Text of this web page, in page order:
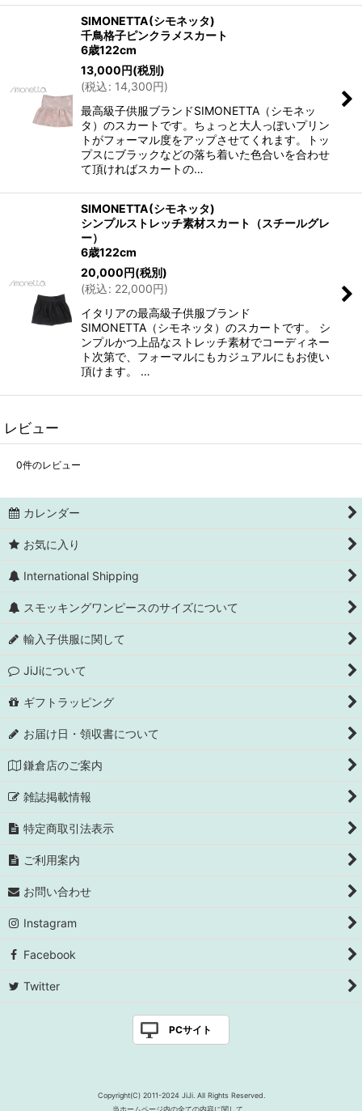
SIMONETTA(シモネッタ)
千鳥格子ピンクラメスカート
6歳122cm
13,000円(税別)
(税込: 14,300円)
最高級子供服ブランドSIMONETTA（シモネッ
タ）のスカートです。ちょっと大人っぽいプリン
トがフォーマル度をアップさせてくれます。トッ
プスにブラックなどの落ち着いた色合いを合わせ
て頂ければスカートの…
SIMONETTA(シモネッタ)
シンプルストレッチ素材スカート（スチールグレ
ー）
6歳122cm
20,000円(税別)
(税込: 22,000円)
イタリアの最高級子供服ブランド
SIMONETTA（シモネッタ）のスカートです。 シ
ンプルかつ上品なストレッチ素材でコーディネー
ト次第で、フォーマルにもカジュアルにもお使い
頂けます。 …
レビュー
0件のレビュー
カレンダー
お気に入り
International Shipping
スモッキングワンピースのサイズについて
輸入子供服に関して
JiJiについて
ギフトラッピング
お届け日・領収書について
鎌倉店のご案内
雑誌掲載情報
特定商取引法表示
ご利用案内
お問い合わせ
Instagram
Facebook
Twitter
PCサイト
Copyright(C) 2011-2024 JiJi. All Rights Reserved.
当ホームページ内の全ての内容に関して、